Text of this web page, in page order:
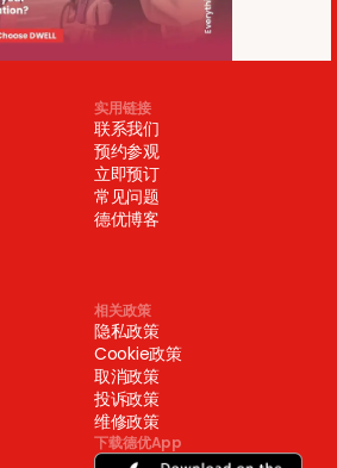
实用链接
联系我们
预约参观
立即预订
常见问题
德优博客
相关政策
隐私政策
Cookie政策
取消政策
投诉政策
维修政策
下载德优App